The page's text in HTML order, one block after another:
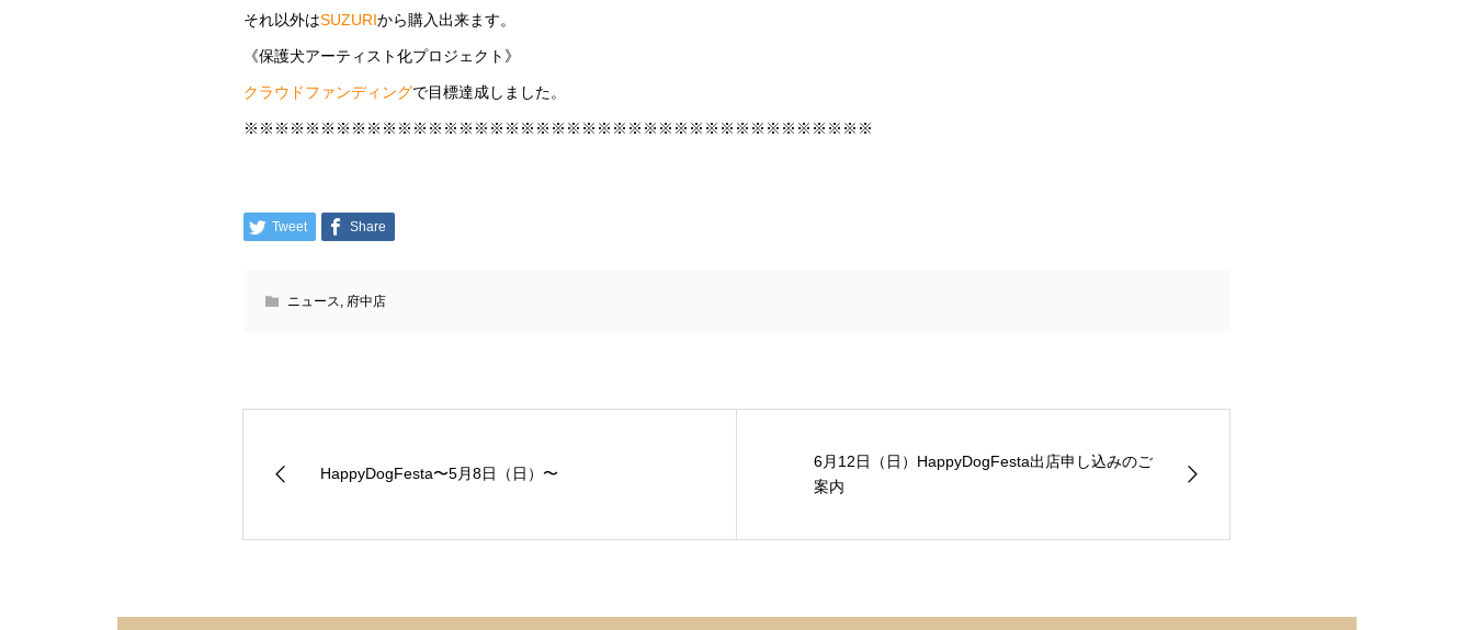
それ以外はSUZURIから購入出来ます。
《保護犬アーティスト化プロジェクト》
クラウドファンディングで目標達成しました。
※※※※※※※※※※※※※※※※※※※※※※※※※※※※※※※※※※※※※※※※※
Tweet Share
ニュース, 府中店
HappyDogFesta〜5月8日（日）〜
6月12日（日）HappyDogFesta出店申し込みのご
案内